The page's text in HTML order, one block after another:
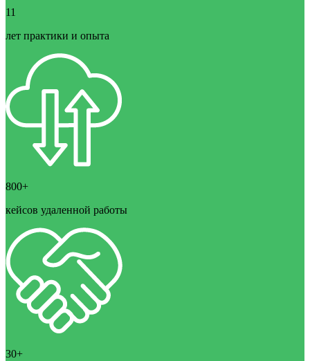
11
лет практики и опыта
800+
кейсов удаленной работы
30+